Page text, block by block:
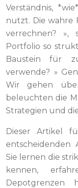
Verständnis,
nutzt. Die wahre
verrechnen? »,
Portfolio so
Baustein für
verwende? »
Wir gehen
beleuchten die
Strategien und
Dieser Artikel
entscheidenden
Sie lernen die
kennen,
Depotgrenzen